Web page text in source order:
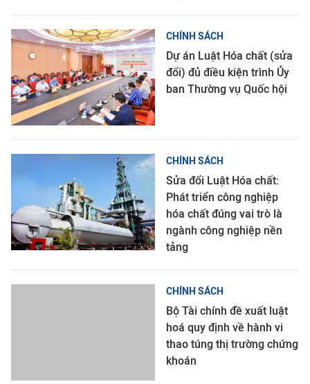
CHÍNH SÁCH
Dự án Luật Hóa chất (sửa
đổi) đủ điều kiện trình Ủy
ban Thường vụ Quốc hội
CHÍNH SÁCH
Sửa đổi Luật Hóa chất:
Phát triển công nghiệp
hóa chất đúng vai trò là
ngành công nghiệp nền
tảng
CHÍNH SÁCH
Bộ Tài chính đề xuất luật
hoá quy định về hành vi
thao túng thị trường chứng
khoán